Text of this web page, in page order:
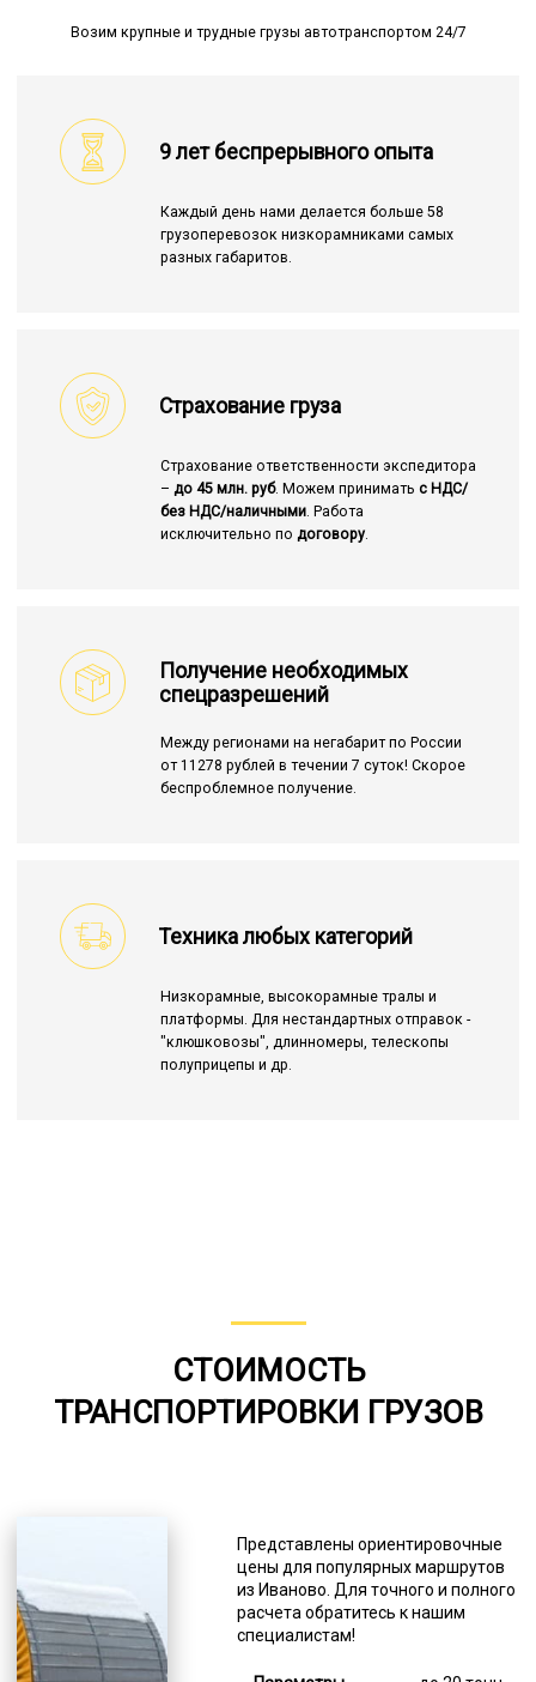
Возим крупные и трудные грузы автотранспортом 24/7
9 лет беспрерывного опыта
Каждый день нами делается больше 58
грузоперевозок низкорамниками самых
разных габаритов.
Страхование груза
Страхование ответственности экспедитора
– до 45 млн. руб. Можем принимать с НДС/
без НДС/наличными. Работа
исключительно по договору.
Получение необходимых
спецразрешений
Между регионами на негабарит по России
от 11278 рублей в течении 7 суток! Скорое
беспроблемное получение.
Техника любых категорий
Низкорамные, высокорамные тралы и
платформы. Для нестандартных отправок -
"клюшковозы", длинномеры, телескопы
полуприцепы и др.
СТОИМОСТЬ
ТРАНСПОРТИРОВКИ ГРУЗОВ
Представлены ориентировочные
цены для популярных маршрутов
из Иваново. Для точного и полного
расчета обратитесь к нашим
специалистам!